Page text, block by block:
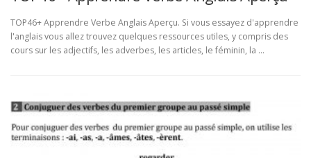
TOP46+ Apprendre Verbe Anglais Aperçu. Si vous essayez d'apprendre
l'anglais vous allez trouvez quelques ressources utiles, y compris des
cours sur les adjectifs, les adverbes, les articles, le féminin, la …